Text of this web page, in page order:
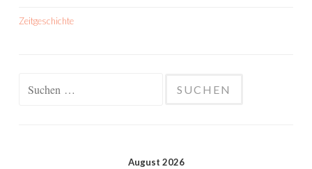
Zeitgeschichte
August 2026